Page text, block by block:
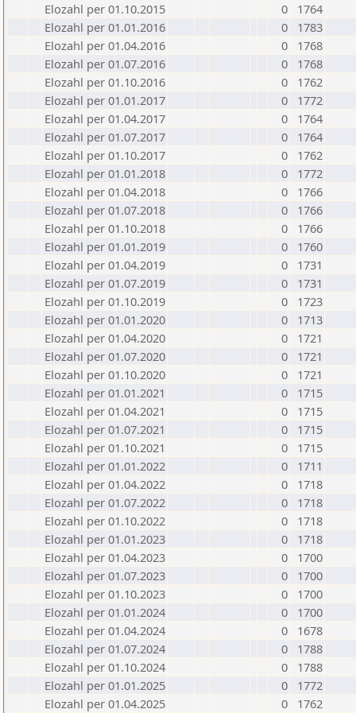
Elozahl per 01.10.2015
0
1764
Elozahl per 01.01.2016
0
1783
Elozahl per 01.04.2016
0
1768
Elozahl per 01.07.2016
0
1768
Elozahl per 01.10.2016
0
1762
Elozahl per 01.01.2017
0
1772
Elozahl per 01.04.2017
0
1764
Elozahl per 01.07.2017
0
1764
Elozahl per 01.10.2017
0
1762
Elozahl per 01.01.2018
0
1772
Elozahl per 01.04.2018
0
1766
Elozahl per 01.07.2018
0
1766
Elozahl per 01.10.2018
0
1766
Elozahl per 01.01.2019
0
1760
Elozahl per 01.04.2019
0
1731
Elozahl per 01.07.2019
0
1731
Elozahl per 01.10.2019
0
1723
Elozahl per 01.01.2020
0
1713
Elozahl per 01.04.2020
0
1721
Elozahl per 01.07.2020
0
1721
Elozahl per 01.10.2020
0
1721
Elozahl per 01.01.2021
0
1715
Elozahl per 01.04.2021
0
1715
Elozahl per 01.07.2021
0
1715
Elozahl per 01.10.2021
0
1715
Elozahl per 01.01.2022
0
1711
Elozahl per 01.04.2022
0
1718
Elozahl per 01.07.2022
0
1718
Elozahl per 01.10.2022
0
1718
Elozahl per 01.01.2023
0
1718
Elozahl per 01.04.2023
0
1700
Elozahl per 01.07.2023
0
1700
Elozahl per 01.10.2023
0
1700
Elozahl per 01.01.2024
0
1700
Elozahl per 01.04.2024
0
1678
Elozahl per 01.07.2024
0
1788
Elozahl per 01.10.2024
0
1788
Elozahl per 01.01.2025
0
1772
Elozahl per 01.04.2025
0
1762